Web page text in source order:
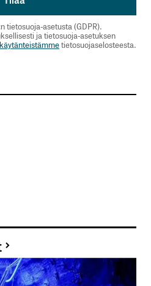
tietosuoja-asetusta (GDPR).
ja tietosuoja-asetuksen
tietosuojaselosteesta.